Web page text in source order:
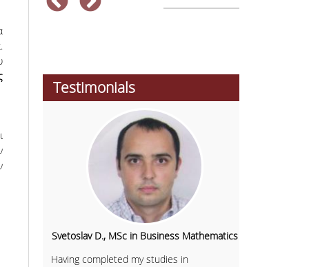
Testimonials
Svetoslav D., MSc in Business Mathematics
Having completed my studies in